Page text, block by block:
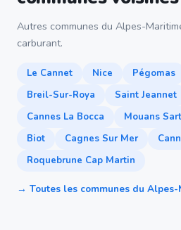
Autres communes du Alpes-
carburant.
Le Cannet Nice Pégomas
Breil-Sur-Roya
Saint Jeannet
Cannes La Bocca
Mouans
Biot
Cagnes Sur Mer
Roquebrune Cap Martin
→ Toutes les communes du